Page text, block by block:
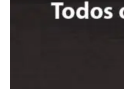
Nullam eu erat condimentum
Donec quis est ac felis